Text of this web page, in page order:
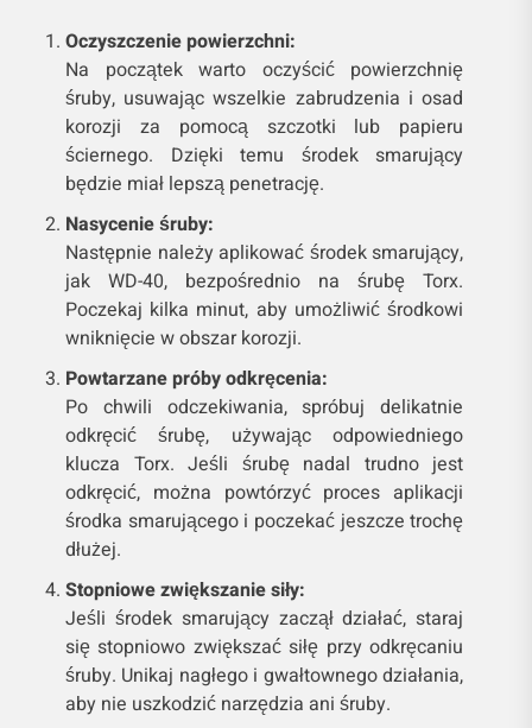
Oczyszczenie powierzchni:
Na początek warto oczyścić powierzchnię
śruby, usuwając wszelkie zabrudzenia i osad
korozji za pomocą szczotki lub papieru
ściernego. Dzięki temu środek smarujący
będzie miał lepszą penetrację.
Nasycenie śruby:
Następnie należy aplikować środek smarujący,
jak WD-40, bezpośrednio na śrubę Torx.
Poczekaj kilka minut, aby umożliwić środkowi
wniknięcie w obszar korozji.
Powtarzane próby odkręcenia:
Po chwili odczekiwania, spróbuj delikatnie
odkręcić śrubę, używając odpowiedniego
klucza Torx. Jeśli śrubę nadal trudno jest
odkręcić, można powtórzyć proces aplikacji
środka smarującego i poczekać jeszcze trochę
dłużej.
Stopniowe zwiększanie siły:
Jeśli środek smarujący zaczął działać, staraj
się stopniowo zwiększać siłę przy odkręcaniu
śruby. Unikaj nagłego i gwałtownego działania,
aby nie uszkodzić narzędzia ani śruby.